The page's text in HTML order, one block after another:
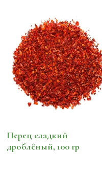
выбрать
на
странице
товара.
Перец сладкий
дроблёный, 100 гр